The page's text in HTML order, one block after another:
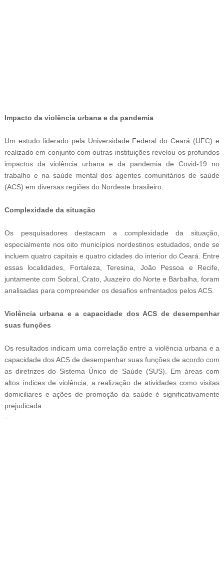
Impacto da violência urbana e da pandemia
Um estudo liderado pela Universidade Federal do Ceará (UFC) e
realizado em conjunto com outras instituições revelou os profundos
impactos da violência urbana e da pandemia de Covid-19 no
trabalho e na saúde mental dos agentes comunitários de saúde
(ACS) em diversas regiões do Nordeste brasileiro.
Complexidade da situação
Os pesquisadores destacam a complexidade da situação,
especialmente nos oito municípios nordestinos estudados, onde se
incluem quatro capitais e quatro cidades do interior do Ceará. Entre
essas localidades, Fortaleza, Teresina, João Pessoa e Recife,
juntamente com Sobral, Crato, Juazeiro do Norte e Barbalha, foram
analisadas para compreender os desafios enfrentados pelos ACS.
Violência urbana e a capacidade dos ACS de desempenhar
suas funções
Os resultados indicam uma correlação entre a violência urbana e a
capacidade dos ACS de desempenhar suas funções de acordo com
as diretrizes do Sistema Único de Saúde (SUS). Em áreas com
altos índices de violência, a realização de atividades como visitas
domiciliares e ações de promoção da saúde é significativamente
prejudicada.
-